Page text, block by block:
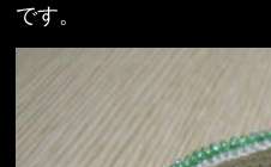
です。